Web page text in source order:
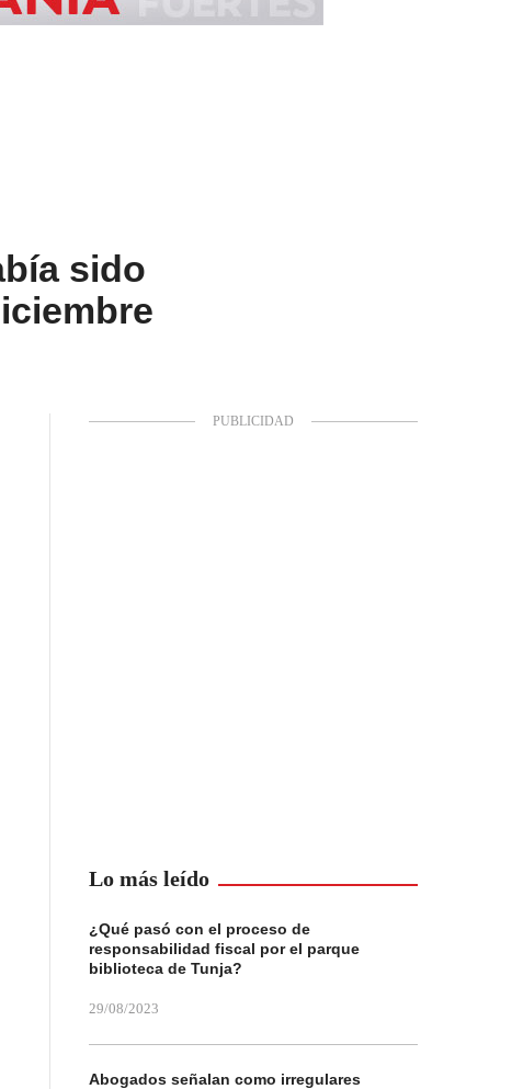
sido
Lo más leído
¿Qué pasó con el proceso de
responsabilidad fiscal por el parque
biblioteca de Tunja?
29/08/2023
Abogados señalan como irregulares